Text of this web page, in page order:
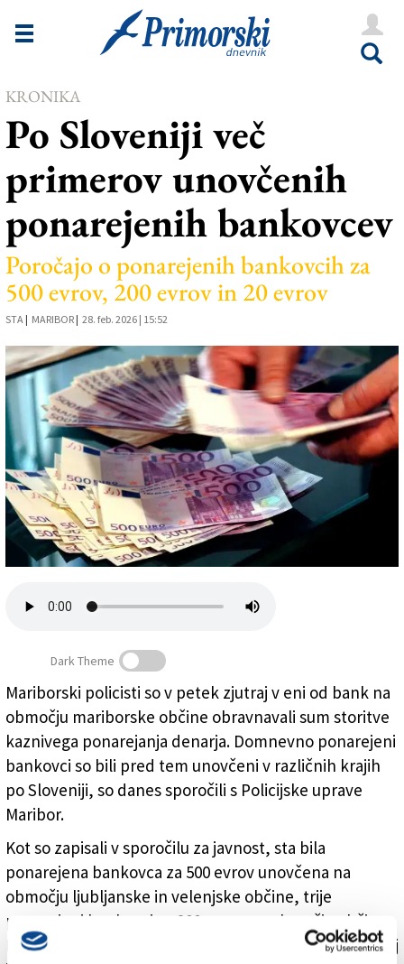
Novice
Goriška
Kultura
Šport
Še
Vreme
V Kioskih
Uredništvo
Založnik
Zadruga PD
Naročnine
KRONIKA
Po Sloveniji več
primerov unovčenih
ponarejenih bankovcev
Poročajo o ponarejenih bankovcih za
500 evrov, 200 evrov in 20 evrov
STA | MARIBOR | 28. feb. 2026 | 15:52
Poročajo med drugim o ponarejenih bankovcih za 500
evrov (ANSA)
Dark Theme
Mariborski policisti so v petek zjutraj v eni od bank na
območju mariborske občine obravnavali sum storitve
kaznivega ponarejanja denarja. Domnevno ponarejeni
bankovci so bili pred tem unovčeni v različnih krajih
po Sloveniji, so danes sporočili s Policijske uprave
Maribor.
Kot so zapisali v sporočilu za javnost, sta bila
ponarejena bankovca za 500 evrov unovčena na
območju ljubljanske in velenjske občine, trije
ponarejeni bankovci za 200 evrov na območju občine
Novo mesto, dva za 20 evrov pa na območju občin Ptuj